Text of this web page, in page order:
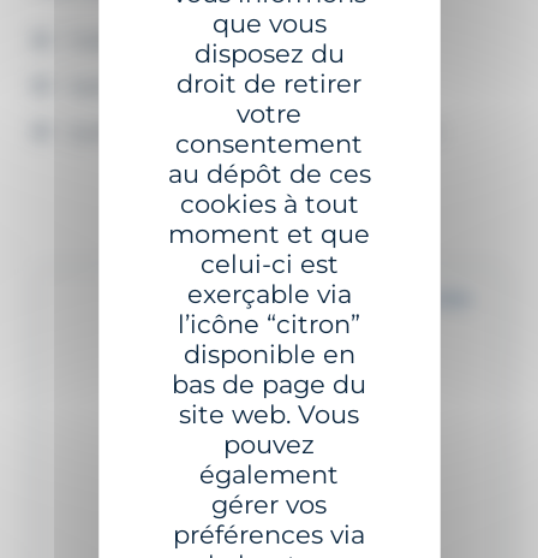
que vous
disposez du
droit de retirer
votre
consentement
au dépôt de ces
cookies à tout
moment et que
celui-ci est
exerçable via
l’icône “citron”
disponible en
bas de page du
site web. Vous
pouvez
également
gérer vos
préférences via
Faible consommation
Application GISMAN Bluetooth®
Système de supervision A2NGO en option
Jusqu'à 10 MN+